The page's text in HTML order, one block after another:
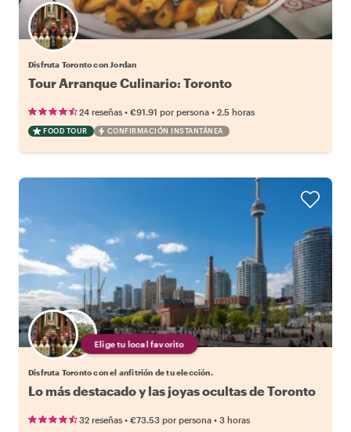
Disfruta Toronto con Jordan
Tour Arranque Culinario: Toronto
24 reseñas • €91.91 por persona • 2.5 horas
FOOD TOUR CONFIRMACIÓN INSTANTÁNEA
Elige tu local favorito
Disfruta Toronto con el anfitrión de tu elección.
Lo más destacado y las joyas ocultas de Toronto
32 reseñas • €73.53 por persona • 3 horas